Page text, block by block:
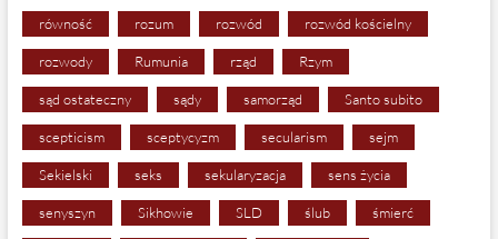
równość rozum rozwód rozwód kościelny
rozwody Rumunia rząd Rzym
sąd ostateczny sądy samorząd Santo subito
scepticism sceptycyzm secularism sejm
Sekielski seks sekularyzacja sens życia
senyszyn Sikhowie SLD ślub śmierć